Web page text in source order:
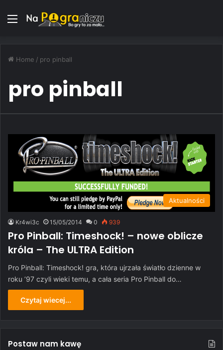
Menu
Home / pro pinball
pro pinball
Aktualności
Kr4wi3c 15/05/2014 0 939
Pro Pinball: Timeshock! – nowe oblicze
króla – The ULTRA Edition
Pro Pinball: Timeshock! gra, która ujrzała światło dzienne w
roku ’97 czyli wieki temu, a cała seria Pro Pinball do…
Czytaj wiecej...
Postaw nam kawę